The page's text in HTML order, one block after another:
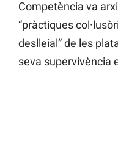
Competència va
“pràctiques
deslleial” de les
seva supervivència